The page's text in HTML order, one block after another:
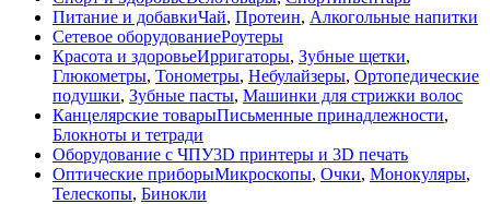
Питание и добавкиЧай, Протеин, Алкогольные напитки
Сетевое оборудованиеРоутеры
Красота и здоровьеИрригаторы, Зубные щетки,
Глюкометры, Тонометры, Небулайзеры, Ортопедические
подушки, Зубные пасты, Машинки для стрижки волос
Канцелярские товарыПисьменные принадлежности,
Блокноты и тетради
Оборудование с ЧПУ3D принтеры и 3D печать
Оптические приборыМикроскопы, Очки, Монокуляры,
Телескопы, Бинокли